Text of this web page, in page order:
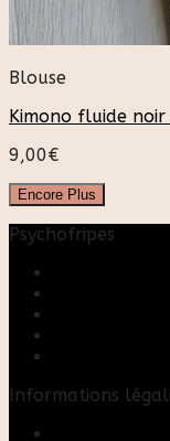
Blouse
Kimono fluide
9,00€
Encore Plus
Psychofripes
Informations